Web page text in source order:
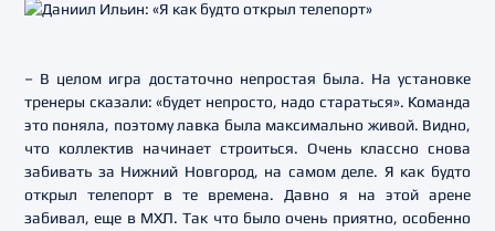
– В целом игра достаточно непростая была. На установке
тренеры сказали: «будет непросто, надо стараться». Команда
это поняла, поэтому лавка была максимально живой. Видно,
что коллектив начинает строиться. Очень классно снова
забивать за Нижний Новгород, на самом деле. Я как будто
открыл телепорт в те времена. Давно я на этой арене
забивал, еще в МХЛ. Так что было очень приятно, особенно